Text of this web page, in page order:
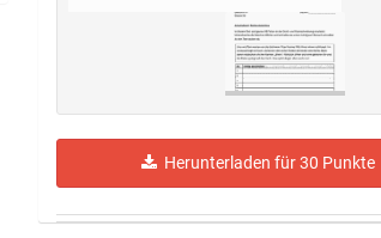
Herunterladen für 30 Punkte